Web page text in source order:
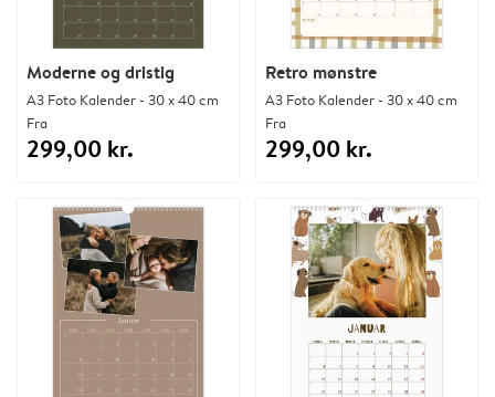
Moderne og dristig
A3 Foto Kalender - 30 x 40 cm
Fra
299,00 kr.
Retro mønstre
A3 Foto Kalender - 30 x 40 cm
Fra
299,00 kr.